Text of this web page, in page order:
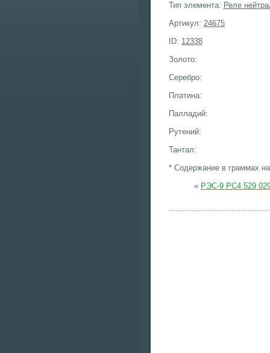
Тип элемента: Реле
Артикул: 24675
ID: 12338
Золото:
Серебро:
Платина:
Палладий:
Рутений:
Тантал:
* Содержание в граммах
« РЭС-9 РС4 529